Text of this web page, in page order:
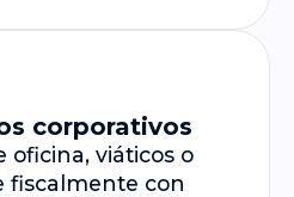
corporativos
oficina, viáticos o
fiscalmente con